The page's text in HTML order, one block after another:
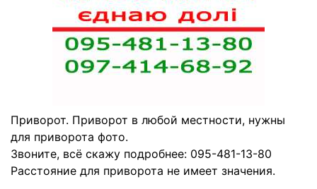
Приворот. Приворот в любой местности, нужны
для приворота фото.
Звоните, всё скажу подробнее: 095-481-13-80
Расстояние для приворота не имеет значения.